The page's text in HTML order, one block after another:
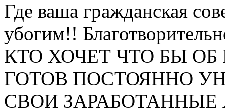
Где ваша гражданская
убогим!!
КТО ХОЧЕТ ЧТО БЫ
ГОТОВ ПОСТОЯННО
СВОИ ЗАРАБОТАННЫЕ